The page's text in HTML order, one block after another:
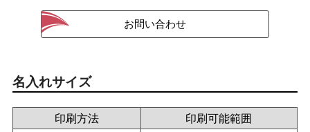
名入れサイズ
印刷方法
印刷可能範囲